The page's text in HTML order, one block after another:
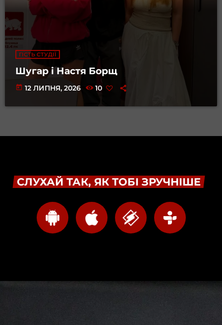
ГІСТЬ СТУДІЇ
Шугар і Настя Борщ
today 12 ЛИПНЯ, 2026 10
СЛУХАЙ ТАК, ЯК ТОБІ ЗРУЧНІШЕ